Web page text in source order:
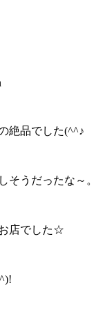
絶品でした(^^♪
そうだったな～。
店でした☆